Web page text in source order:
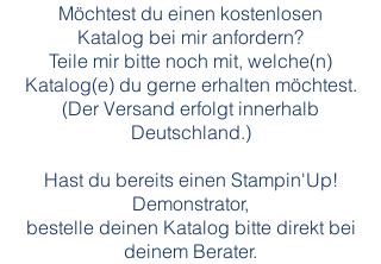
Möchtest du einen kostenlosen
Katalog bei mir anfordern?
Teile mir bitte noch mit, welche(n)
Katalog(e) du gerne erhalten möchtest.
(Der Versand erfolgt innerhalb
Deutschland.)
Hast du bereits einen Stampin'Up!
Demonstrator,
bestelle deinen Katalog bitte direkt bei
deinem Berater.